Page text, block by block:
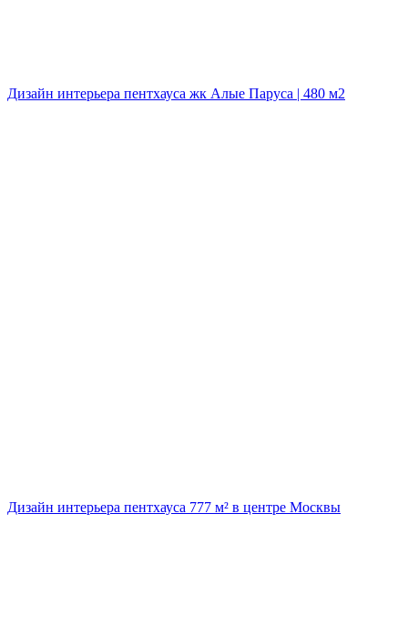
Дизайн интерьера пентхауса жк Алые Паруса | 480 м2
Дизайн интерьера пентхауса 777 м² в центре Москвы